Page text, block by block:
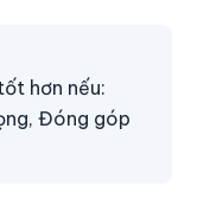
hơn nếu:
Đóng góp